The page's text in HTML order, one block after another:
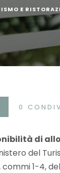
E
0
di
del
commi 1-4, del